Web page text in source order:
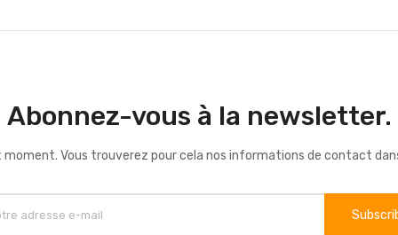
Abonnez-vous à la newsletter.
moment. Vous trouverez pour cela nos informations de contact